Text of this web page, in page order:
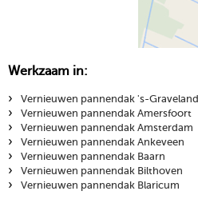
Werkzaam in:
›
Vernieuwen pannendak 's-Graveland
› Vernieuwen pannendak Amersfoort
› Vernieuwen pannendak Amsterdam
› Vernieuwen pannendak Ankeveen
› Vernieuwen pannendak Baarn
› Vernieuwen pannendak Bilthoven
› Vernieuwen pannendak Blaricum